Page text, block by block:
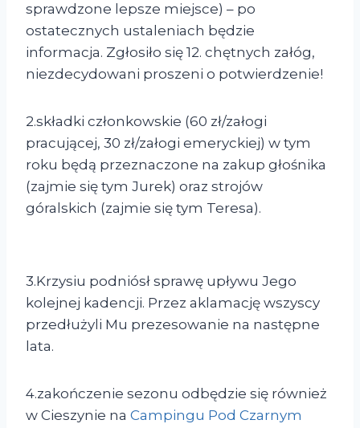
sprawdzone lepsze miejsce) – po
ostatecznych ustaleniach będzie
informacja. Zgłosiło się 12. chętnych załóg,
niezdecydowani proszeni o potwierdzenie!
2.składki członkowskie (60 zł/załogi
pracującej, 30 zł/załogi emeryckiej) w tym
roku będą przeznaczone na zakup głośnika
(zajmie się tym Jurek) oraz strojów
góralskich (zajmie się tym Teresa).
3.Krzysiu podniósł sprawę upływu Jego
kolejnej kadencji. Przez aklamację wszyscy
przedłużyli Mu prezesowanie na następne
lata.
4.zakończenie sezonu odbędzie się również
w Cieszynie na Campingu Pod Czarnym